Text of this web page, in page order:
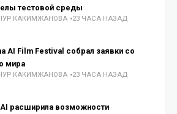
тестовой среды
КАКИМЖАНОВА 23 ЧАСА НАЗАД
AI Film Festival собрал заявки со
мира
КАКИМЖАНОВА 23 ЧАСА НАЗАД
расширила возможности